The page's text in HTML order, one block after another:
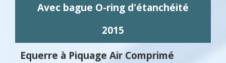
Avec bague O-ring d'étanchéité
2015
Equerre à Piquage Air Comprimé